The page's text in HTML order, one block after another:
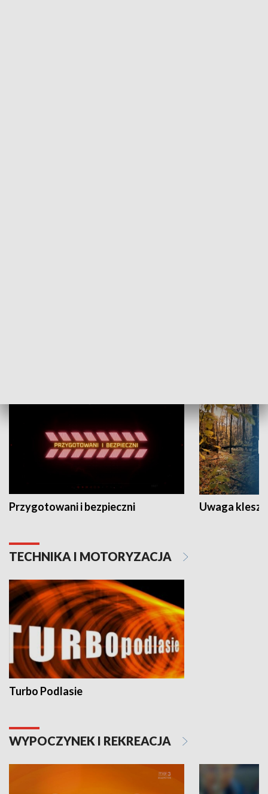
Przygotowani i bezpieczni Uwaga
TECHNIKA I MOTORYZACJA
Turbo Podlasie
WYPOCZYNEK I REKREACJA